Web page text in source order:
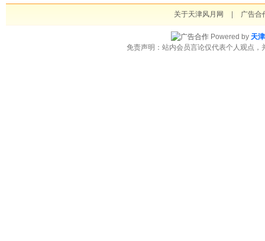
关于天津风月网 广告合
Powered by 天
免责声明：站内会员言论仅代表个人观点